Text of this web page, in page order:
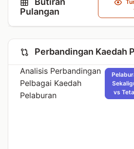
Pulangan
Tunjukkan Perincian
Perbandingan Kaedah
Analisis Perbandingan
Pelbagai Kaedah
Pelaburan
vs